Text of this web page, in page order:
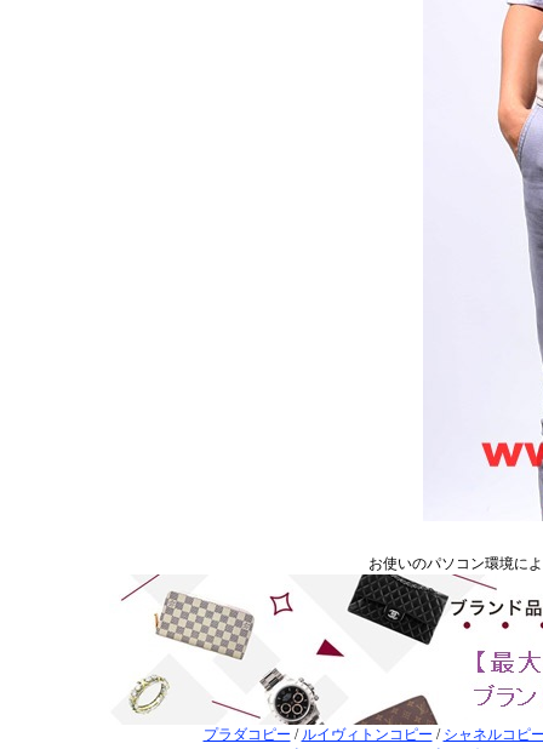
お使いのパソコン環境に
プラダコピー / ルイヴィトンコピー / シャネルコピ